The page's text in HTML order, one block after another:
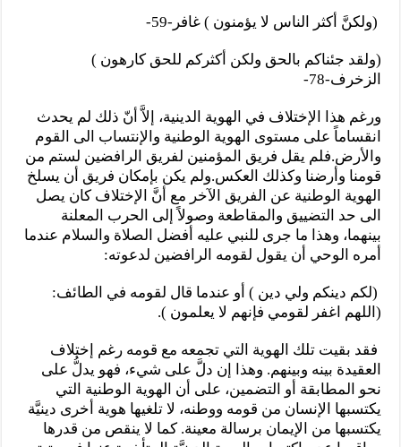
(ولكنَّ أكثر الناس لا يؤمنون ) غافر-59-
(ولقد جئناكم بالحق ولكن أكثركم للحق كارهون )
الزخرف-78-
ورغم هذا الإختلاف في الهوية الدينية، إلاَّ أنّ ذلك لم يحدث
انقساماً على مستوى الهوية الوطنية والإنتساب الى القوم
والأرض.فلم يقل فريق المؤمنين لفريق الرافضين لستم من
قومنا وأرضنا وكذلك العكس.ولم يكن بإمكان فريق أن يسلخ
الهوية الوطنية عن الفريق الآخر مع أنَّ الإختلاف كان يصل
الى حد التضييق والمقاطعة وصولاً إلى الحرب المعلنة
بينهما، وهذا ما جرى للنبي عليه أفضل الصلاة والسلام عندما
أمره الوحي أن يقول لقومه الرافضين لدعوته:
(لكم دينكم ولي دين ) أو عندما قال لقومه في الطائف:
(اللهم اغفر لقومي فإنهم لا يعلمون ).
فقد بقيت تلك الهوية التي تجمعه مع قومه رغم إختلاف
العقيدة بينه وبينهم. وهذا إن دلَّ على شيء، فهو يدلُّ على
نحو المطابقة أو التضمين، على أن الهوية الوطنية التي
يكتسبها الإنسان من قومه ووطنه، لا تلغيها هوية أخرى دينيَّة
يكتسبها من الإيمان برسالة معينة. كما لا ينقص من قدرها